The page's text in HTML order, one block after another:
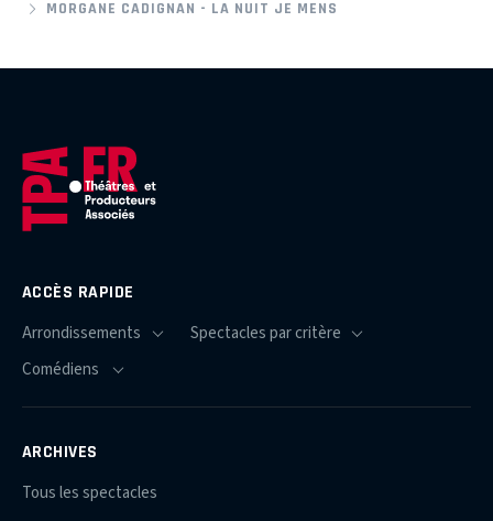
MORGANE CADIGNAN - LA NUIT JE MENS
ACCÈS RAPIDE
ARCHIVES
Tous les spectacles